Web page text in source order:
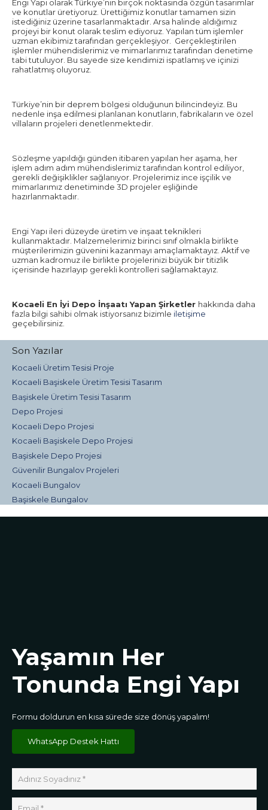
Engi Yapı olarak Türkiye’nin birçok noktasında özgün tasarımlar
ve konutlar üretiyoruz. Ürettiğimiz konutlar tamamen sizin
istediğiniz üzerine tasarlanmaktadır. Arsa halinde aldığımız
projeyi bir konut olarak teslim ediyoruz. Yapılan tüm işlemler
uzman ekibimiz tarafından gerçekleşiyor. Gerçekleştirilen
işlemler mühendislerimiz ve mimarlarımız tarafından denetime
tabi tutuluyor. Bu sayede size kendimizi ispatlamış ve içinizi
rahatlatmış oluyoruz.
Türkiye’nin bir deprem bölgesi olduğunun bilincindeyiz. Bu
nedenle inşa edilmesi planlanan konutların, fabrikaların ve özel
villaların projeleri denetlenmektedir.
Sözleşme yapıldığı günden itibaren yapılan her aşama, her
işlem adım adım mühendislerimiz tarafından kontrol ediliyor,
gerekli değişiklikler sağlanıyor. Projelerimiz ince işçilik ve
mimarlarımız denetiminde 3D projeler eşliğinde
hazırlanmaktadır.
Engi Yapı ileri düzeyde üretim ve inşaat teknikleri
kullanmaktadır. Malzemelerimiz birinci sınıf olmakla birlikte
müşterilerimizin güvenini kazanmayı amaçlamaktayız. Aktif ve
uzman kadromuz ile birlikte projelerinizi büyük bir titizlik
içerisinde hazırlayıp gerekli kontrolleri sağlamaktayız.
Kocaeli En İyi Depo İnşaatı Yapan Şirketler hakkında daha
fazla bilgi sahibi olmak istiyorsanız bizimle iletişime
geçebilirsiniz.
Son Yazılar
Kocaeli Üretim Tesisi Proje
Kocaeli Başiskele Üretim Tesisi Tasarım
Başiskele Üretim Tesisi Tasarım
Depo Projesi
Kocaeli Depo Projesi
Kocaeli Başiskele Depo Projesi
Başiskele Depo Projesi
Güvenilir Bungalov Projeleri
Kocaeli Bungalov
Başiskele Bungalov
Yaşamın Her
Tonunda Engi Yapı
Formu doldurun en kısa sürede size dönüş yapalım!
WhatsApp Destek Hattı